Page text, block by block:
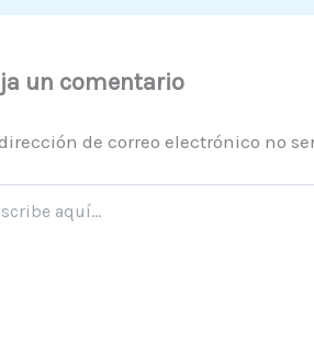
un comentario
de correo electrónico no